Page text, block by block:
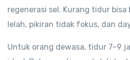
regenerasi sel. Kurang tidur
lelah, pikiran tidak fokus, dan
Untuk orang dewasa, tidur 7–9